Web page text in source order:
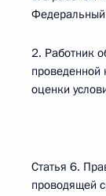
2. Работник
проведенной
оценки
Статья 6.
проводящей